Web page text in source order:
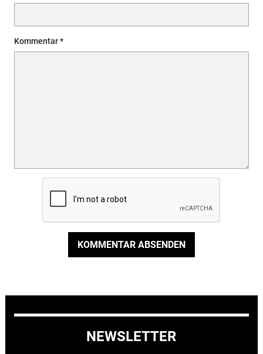
Kommentar
KOMMENTAR ABSENDEN
NEWSLETTER